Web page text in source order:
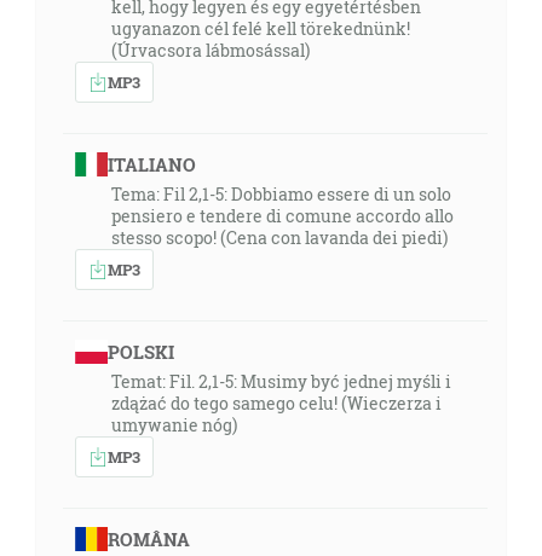
kell, hogy legyen és egy egyetértésben
ugyanazon cél felé kell törekednünk!
(Úrvacsora lábmosással)
MP3
ITALIANO
Tema: Fil 2,1-5: Dobbiamo essere di un solo
pensiero e tendere di comune accordo allo
stesso scopo! (Cena con lavanda dei piedi)
MP3
POLSKI
Temat: Fil. 2,1-5: Musimy być jednej myśli i
zdążać do tego samego celu! (Wieczerza i
umywanie nóg)
MP3
ROMÂNA